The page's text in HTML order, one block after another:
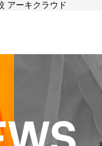
アーキクラウド